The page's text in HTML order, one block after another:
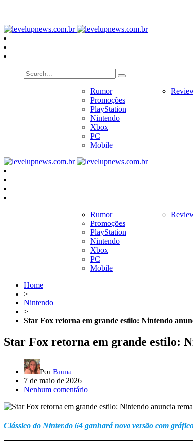
Rumor
Promoções
PlayStation
Nintendo
Xbox
PC
Mobile
Rumor
Promoções
PlayStation
Nintendo
Xbox
PC
Mobile
Home
>
Nintendo
>
Star Fox retorna em grande estilo: Nintendo
Star Fox retorna em grande estilo:
PorBruna
7 de maio de 2026
Nenhum comentário
Clássico do Nintendo 64 ganhará nova versão com